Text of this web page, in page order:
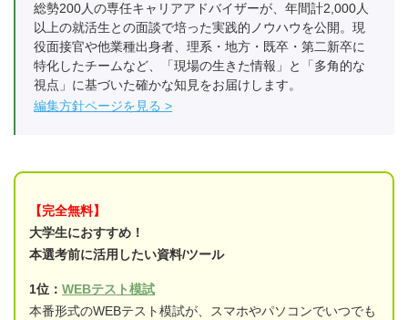
総勢200人の専任キャリアアドバイザーが、年間計2,000人
以上の就活生との面談で培った実践的ノウハウを公開。現
役面接官や他業種出身者、理系・地方・既卒・第二新卒に
特化したチームなど、「現場の生きた情報」と「多角的な
視点」に基づいた確かな知見をお届けします。
編集方針ページを見る
【完全無料】
大学生におすすめ！
本選考前に活用したい資料/ツール
1位： WEBテスト模試
本番形式のWEBテスト模試が、スマホやパソコンでいつでも